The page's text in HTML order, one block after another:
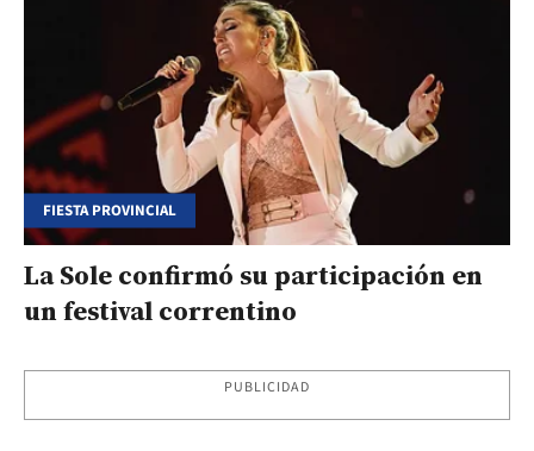
FIESTA PROVINCIAL
La Sole confirmó su participación en
un festival correntino
PUBLICIDAD